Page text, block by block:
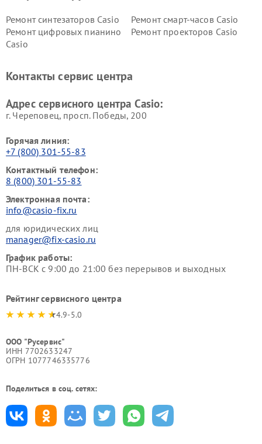
Ремонт синтезаторов Casio
Ремонт смарт-часов Casio
Ремонт цифровых пианино
Casio
Ремонт проекторов Casio
Контакты сервис центра
Адрес сервисного центра Casio:
г. Череповец, просп. Победы, 200
Горячая линия:
+7 (800) 301-55-83
Контактный телефон:
8 (800) 301-55-83
Электронная почта:
info@casio-fix.ru
для юридических лиц
manager@fix-casio.ru
График работы:
ПН-ВСК с 9:00 до 21:00 без перерывов и выходных
Рейтинг сервисного центра
4.9-5.0
ООО "Русервис"
ИНН 7702633247
ОГРН 1077746335776
Поделиться в соц. сетях: